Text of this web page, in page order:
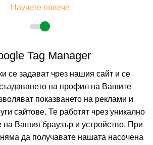
На изплащане с
КАЛКУЛИРАЙ ЦЕНА
Научете повече
Tag Manager
се задават чрез нашия сайт и се
създаването на профил на Вашите
показването на реклами и
сайтове. Те работят чрез уникално
Вашия браузър и устройство. При
да получавате нашата насочена